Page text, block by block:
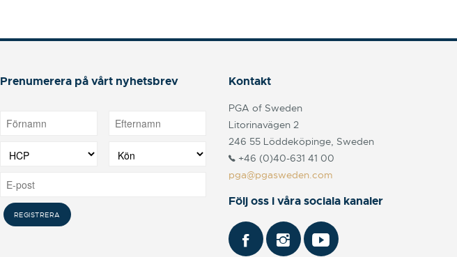
Prenumerera på vårt nyhetsbrev Kontakt
PGA of Sweden
Litorinavägen 2
246 55 Löddeköpinge, Sweden
+46 (0)40-631 41 00
pga@pgasweden.com
Följ oss i våra sociala kanaler